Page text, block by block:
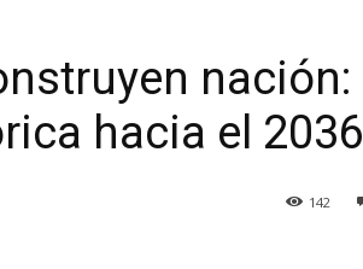
nación:
hacia el 2036
142